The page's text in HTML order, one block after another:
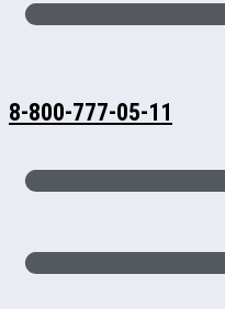
8-800-777-05-11